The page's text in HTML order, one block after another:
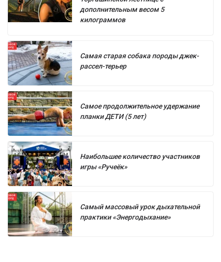
дополнительным весом 5
килограммов
Самая старая собака породы джек-
рассел-терьер
Самое продолжительное удержание
планки ДЕТИ (5 лет)
Наибольшее количество участников
игры «Ручеёк»
Самый массовый урок дыхательной
практики «Энергодыхание»